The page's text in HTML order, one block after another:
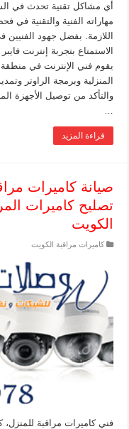
أي مشاكل تقنية تحدث في
مهاراته الفنية والتقنية
اللازمة. بفضل جهود
الاستمتاع بتجربة إنترنت
يقوم فني الإنترنت في
المنزلية وبرمجة الراوتر
والتأكد من توصيل الأجهزة
…
قراءة المزيد
تصليح كاميرات
الكويت
كاميرات مراقبة الكويت
فني كاميرات مراقبة للمنزل،